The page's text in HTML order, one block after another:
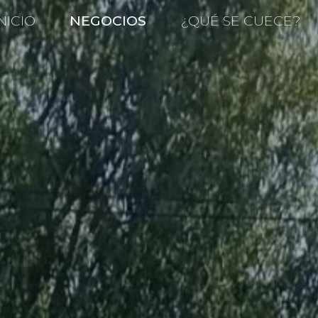
NEGOCIOS ¿QUÉ SE CUECE?